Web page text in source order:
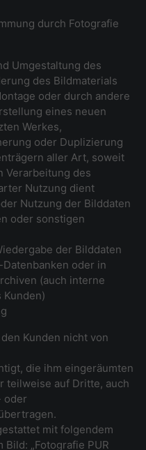
durch Fotografie
Umgestaltung des
des Bildmaterials
oder durch andere
eines neuen
Werkes,
oder Duplizierung
aller Art, soweit
Verarbeitung des
Nutzung dient
Nutzung der Bilddaten
oder sonstigen
der Bilddaten
oder in
(auch interne
Kunden nicht von
die ihm eingeräumten
teilweise auf Dritte, auch
oder
mit folgendem
„Fotografie PUR